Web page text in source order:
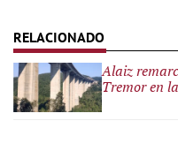
Alaiz
Tremor en